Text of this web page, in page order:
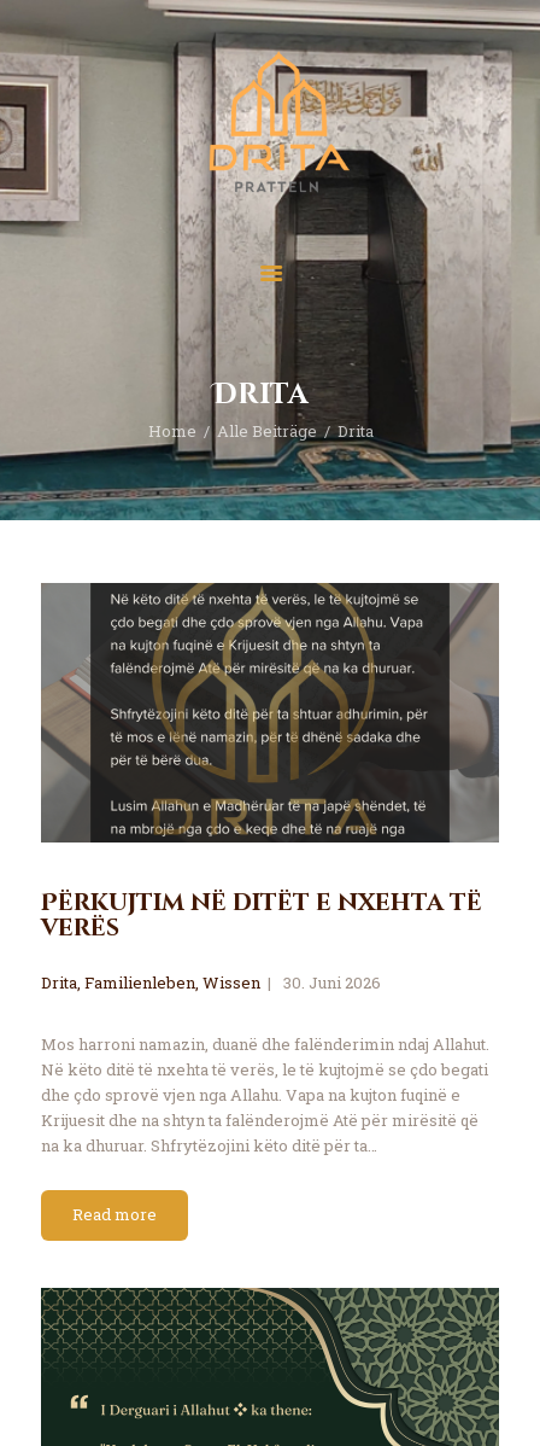
Drita
Home Alle Beiträge Drita
Start
Über “Drita”
Veranstaltungen
Përkujtim në ditët e nxehta të
verës
Drita Familienleben Wissen 30. Juni 2026
Mos harroni namazin, duanë dhe falënderimin ndaj Allahut.
Në këto ditë të nxehta të verës, le të kujtojmë se çdo begati
dhe çdo sprovë vjen nga Allahu. Vapa na kujton fuqinë e
Krijuesit dhe na shtyn ta falënderojmë Atë për mirësitë që
na ka dhuruar. Shfrytëzojini këto ditë për ta…
Read more